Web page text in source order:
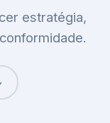
estratégia,